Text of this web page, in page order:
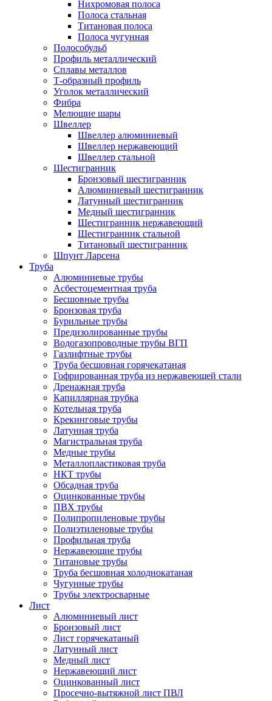
Нихромовая полоса
Полоса стальная
Титановая полоса
Полоса чугунная
Полособульб
Профиль металлический
Сплавы металлов
Т-образный профиль
Уголок металлический
Фибра
Мелющие шары
Швеллер
Швеллер алюминиевый
Швеллер нержавеющий
Швеллер стальной
Шестигранник
Бронзовый шестигранник
Алюминиевый шестигранник
Латунный шестигранник
Медный шестигранник
Шестигранник нержавеющий
Шестигранник стальной
Титановый шестигранник
Шпунт Ларсена
Труба
Алюминиевые трубы
Асбестоцементная труба
Бесшовные трубы
Бронзовая труба
Бурильные трубы
Предизолированные трубы
Водогазопроводные трубы ВГП
Газлифтные трубы
Труба бесшовная горячекатаная
Гофрированная труба из нержавеющей стали
Дренажная труба
Капиллярная трубка
Котельная труба
Крекинговые трубы
Латунная труба
Магистральная труба
Медные трубы
Металлопластиковая труба
НКТ трубы
Обсадная труба
Оцинкованные трубы
ПВХ трубы
Полипропиленовые трубы
Полиэтиленовые трубы
Профильная труба
Нержавеющие трубы
Титановые трубы
Труба бесшовная холоднокатаная
Чугунные трубы
Трубы электросварные
Лист
Алюминиевый лист
Бронзовый лист
Лист горячекатаный
Латунный лист
Медный лист
Нержавеющий лист
Оцинкованный лист
Просечно-вытяжной лист ПВЛ